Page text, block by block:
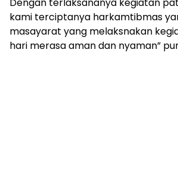
Dengan terlaksananya kegiatan
kami terciptanya harkamtibmas
masayarat yang melaksnakan
hari merasa aman dan nyaman”